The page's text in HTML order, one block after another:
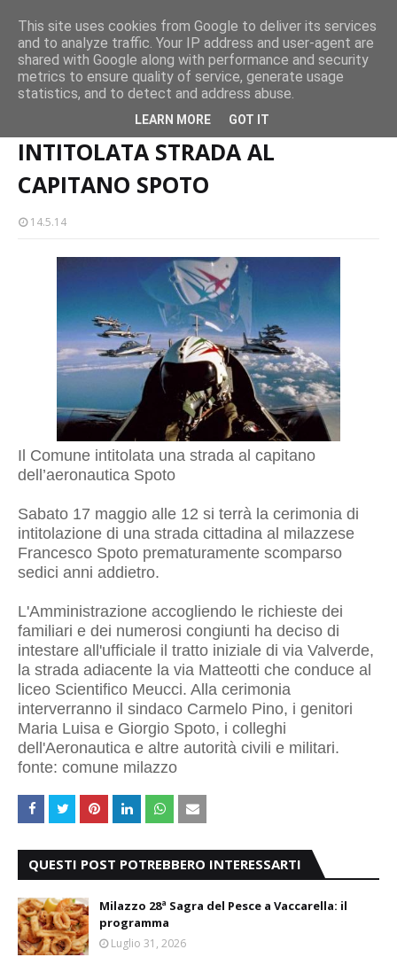
CASTELLO-MILAZZO
Milazzo 28ª Sagra del Pesce a Vaccarella: il programma
EVENTI
INTITOLATA STRADA AL CAPITANO SPOTO
INTITOLATA STRADA AL
CAPITANO SPOTO
14.5.14
Il Comune intitolata una strada al capitano
dell’aeronautica Spoto
Sabato 17 maggio alle 12 si terrà la cerimonia di
intitolazione di una strada cittadina al milazzese
Francesco Spoto prematuramente scomparso
sedici anni addietro.
L'Amministrazione accogliendo le richieste dei
familiari e dei numerosi congiunti ha deciso di
intestare all'ufficiale il tratto iniziale di via Valverde,
la strada adiacente la via Matteotti che conduce al
liceo Scientifico Meucci. Alla cerimonia
interverranno il sindaco Carmelo Pino, i genitori
Maria Luisa e Giorgio Spoto, i colleghi
dell'Aeronautica e altre autorità civili e militari.
fonte: comune milazzo
QUESTI POST POTREBBERO INTERESSARTI
Milazzo 28ª Sagra del Pesce a Vaccarella: il
programma
Luglio 31, 2026
This site uses cookies from Google to deliver its services
and to analyze traffic. Your IP address and user-agent are
shared with Google along with performance and security
metrics to ensure quality of service, generate usage
statistics, and to detect and address abuse.
LEARN MORE GOT IT